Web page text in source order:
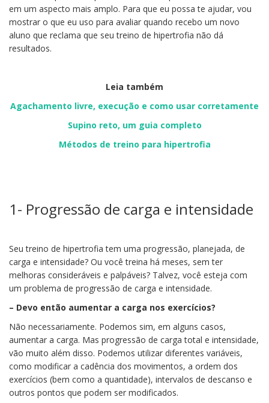
em um aspecto mais amplo. Para que eu possa te ajudar, vou
mostrar o que eu uso para avaliar quando recebo um novo
aluno que reclama que seu treino de hipertrofia não dá
resultados.
Leia também
Agachamento livre, execução e como usar corretamente
Supino reto, um guia completo
Métodos de treino para hipertrofia
1- Progressão de carga e intensidade
Seu treino de hipertrofia tem uma progressão, planejada, de
carga e intensidade? Ou você treina há meses, sem ter
melhoras consideráveis e palpáveis? Talvez, você esteja com
um problema de progressão de carga e intensidade.
– Devo então aumentar a carga nos exercícios?
Não necessariamente. Podemos sim, em alguns casos,
aumentar a carga. Mas progressão de carga total e intensidade,
vão muito além disso. Podemos utilizar diferentes variáveis,
como modificar a cadência dos movimentos, a ordem dos
exercícios (bem como a quantidade), intervalos de descanso e
outros pontos que podem ser modificados.